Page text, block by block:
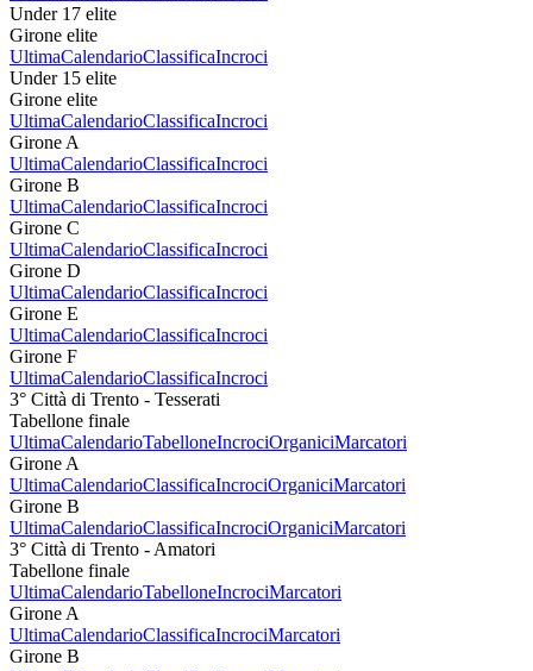
Under 17 elite
Girone elite
UltimaCalendarioClassificaIncroci
Under 15 elite
Girone elite
UltimaCalendarioClassificaIncroci
Girone A
UltimaCalendarioClassificaIncroci
Girone B
UltimaCalendarioClassificaIncroci
Girone C
UltimaCalendarioClassificaIncroci
Girone D
UltimaCalendarioClassificaIncroci
Girone E
UltimaCalendarioClassificaIncroci
Girone F
UltimaCalendarioClassificaIncroci
3° Città di Trento - Tesserati
Tabellone finale
UltimaCalendarioTabelloneIncrociOrganiciMarcatori
Girone A
UltimaCalendarioClassificaIncrociOrganiciMarcatori
Girone B
UltimaCalendarioClassificaIncrociOrganiciMarcatori
3° Città di Trento - Amatori
Tabellone finale
UltimaCalendarioTabelloneIncrociMarcatori
Girone A
UltimaCalendarioClassificaIncrociMarcatori
Girone B